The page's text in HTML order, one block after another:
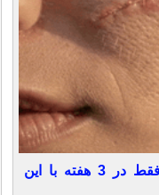
کاهش چشمگیر جای زخم و بخیه فقط در 3 هفته با این